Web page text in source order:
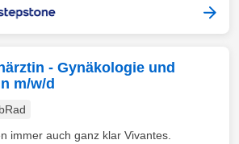
- Gynäkologie und
m/w/d
immer auch ganz klar Vivantes.